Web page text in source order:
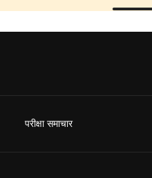
परीक्षा समाचार